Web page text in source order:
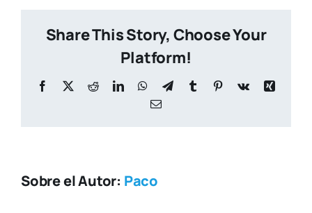
Share This Story, Choose Your
Platform!
Facebook
X RedditLinkedInWhatsApp
TelegramTumblr Pinterest
Vk
Xing
Correo
Sobre el Autor: Paco